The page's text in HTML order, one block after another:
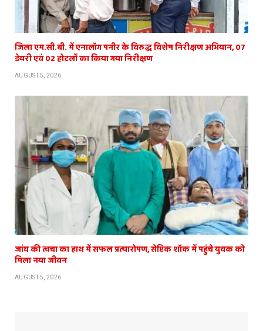
जिला एम.सी.बी. में एनालॉग पनीर के विरुद्ध विशेष निरीक्षण अभियान, 07
डेयरी एवं 02 होटलों का किया गया निरीक्षण
AUGUST 5, 2026
जांघ की त्वचा का हाथ में सफल प्रत्यारोपण, सेप्टिक शॉक में पहुंचे युवक को
मिला नया जीवन
AUGUST 5, 2026